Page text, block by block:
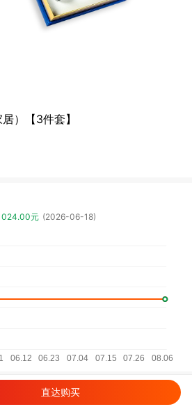
）【3件套】
元 (2026-06-18)
直达购买